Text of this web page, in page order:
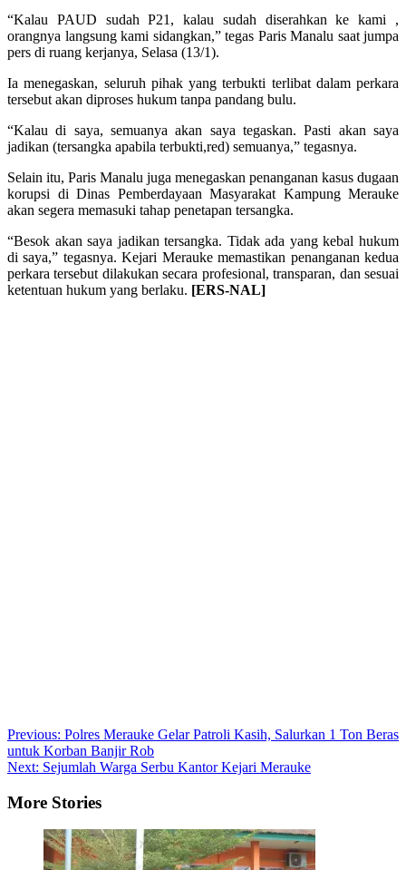
“Kalau PAUD sudah P21, kalau sudah diserahkan ke kami ,
orangnya langsung kami sidangkan,” tegas Paris Manalu saat jumpa
pers di ruang kerjanya, Selasa (13/1).
Ia menegaskan, seluruh pihak yang terbukti terlibat dalam perkara
tersebut akan diproses hukum tanpa pandang bulu.
“Kalau di saya, semuanya akan saya tegaskan. Pasti akan saya
jadikan (tersangka apabila terbukti,red) semuanya,” tegasnya.
Selain itu, Paris Manalu juga menegaskan penanganan kasus dugaan
korupsi di Dinas Pemberdayaan Masyarakat Kampung Merauke
akan segera memasuki tahap penetapan tersangka.
“Besok akan saya jadikan tersangka. Tidak ada yang kebal hukum
di saya,” tegasnya. Kejari Merauke memastikan penanganan kedua
perkara tersebut dilakukan secara profesional, transparan, dan sesuai
ketentuan hukum yang berlaku. [ERS-NAL]
Post
navigation
Previous: Polres Merauke Gelar Patroli Kasih, Salurkan 1 Ton Beras
untuk Korban Banjir Rob
Next: Sejumlah Warga Serbu Kantor Kejari Merauke
More Stories